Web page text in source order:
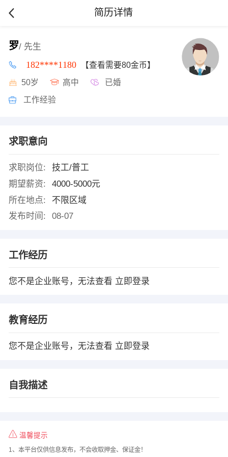
简历详情
罗/ 先生
182****1180 【查看需要80金币】
50岁 高中 已婚
工作经验
求职意向
求职岗位:
技工/普工
期望薪资:
4000-5000元
所在地点:
不限区域
发布时间:
08-07
工作经历
您不是企业账号，无法查看 立即登录
教育经历
您不是企业账号，无法查看 立即登录
自我描述
温馨提示
1、本平台仅供信息发布，不会收取押金、保证金！